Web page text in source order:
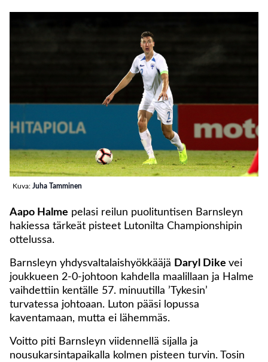
Kuva: Juha Tamminen
Aapo Halme pelasi reilun puolituntisen Barnsleyn
hakiessa tärkeät pisteet Lutonilta Championshipin
ottelussa.
Barnsleyn yhdysvaltalaishyökkääjä Daryl Dike vei
joukkueen 2-0-johtoon kahdella maalillaan ja Halme
vaihdettiin kentälle 57. minuutilla ’Tykesin’
turvatessa johtoaan. Luton pääsi lopussa
kaventamaan, mutta ei lähemmäs.
Voitto piti Barnsleyn viidennellä sijalla ja
nousukarsintapaikalla kolmen pisteen turvin. Tosin